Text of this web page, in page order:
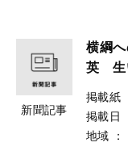
新聞記事
横綱
英 生
掲載紙
掲載日
地域
：